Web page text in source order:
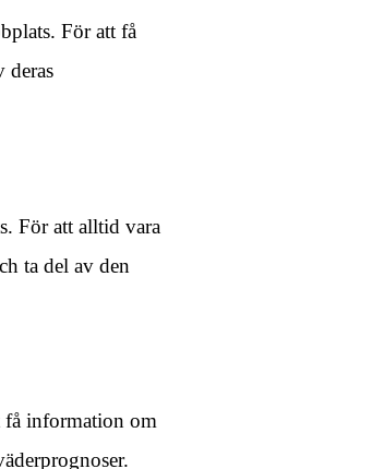
För att få
deras
För att alltid vara
ta del av den
få information om